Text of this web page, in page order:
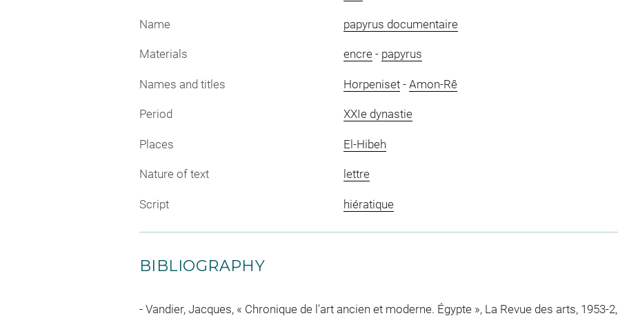
Name papyrus documentaire
Materials encre- papyrus
Names and titles Horpeniset- Amon-Rê
Period XXIe dynastie
Places El-Hibeh
Nature of text lettre
Script hiératique
BIBLIOGRAPHY
Vandier, Jacques, « Chronique de l'art ancien et moderne. Égypte », La Revue des arts, 1953-